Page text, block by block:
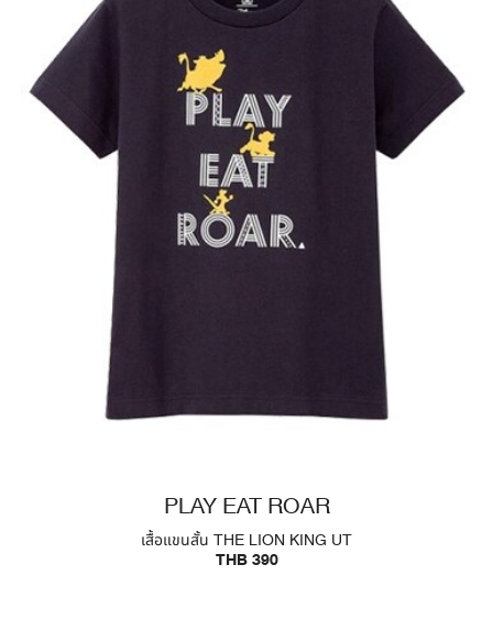
PLAY EAT ROAR
เสื้อแขนสั้น THE LION KING UT
THB 390